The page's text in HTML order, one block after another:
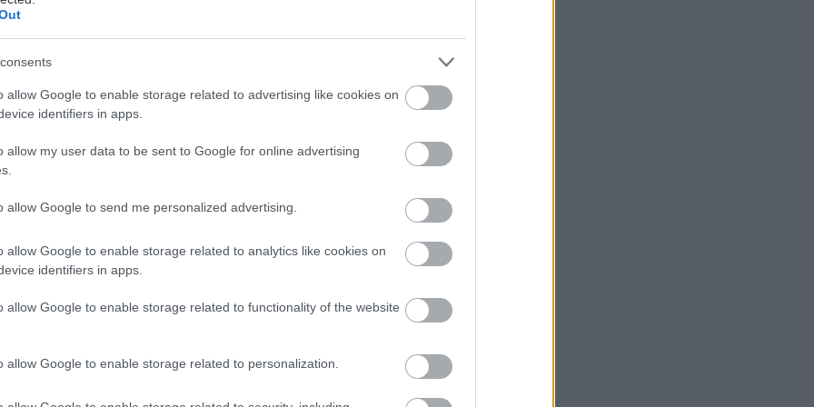
allow Google to enable storage related to advertising like cookies on
identifiers in apps.
allow my user data to be sent to Google for online advertising
allow Google to send me personalized advertising.
allow Google to enable storage related to analytics like cookies on
identifiers in apps.
allow Google to enable storage related to functionality of the website
allow Google to enable storage related to personalization.
Mitsubishi να αποσπάσει μεγαλύτερο ποσοστό από την αγορά
ενισχύεται με την προσθήκη δυο νέων εκδόσεων στο
Space Star. Το ιαπωνικό μοντέλο πόλης πλέον είναι διαθέσιμο
κ.εκ. ισχύος 71 ίππων. Επίσης στη γκάμα του κινητήρα 1.2
παλέτα των κινητήριων συνόλων δίπλα από το σύνολο 1.2
το μοτέρ 1.0. Πρόκειται για δυο περιορισμένου βάρους μονάδες
0-100 χλμ./ώρα σε 13,6’’. Μέση κατανάλωση 4 λιτρα/100χλμ.
γραμ./χλμ. οπότε δεν επιβαρύνεται με τέλη κυκλοφορίας. Σχετικά